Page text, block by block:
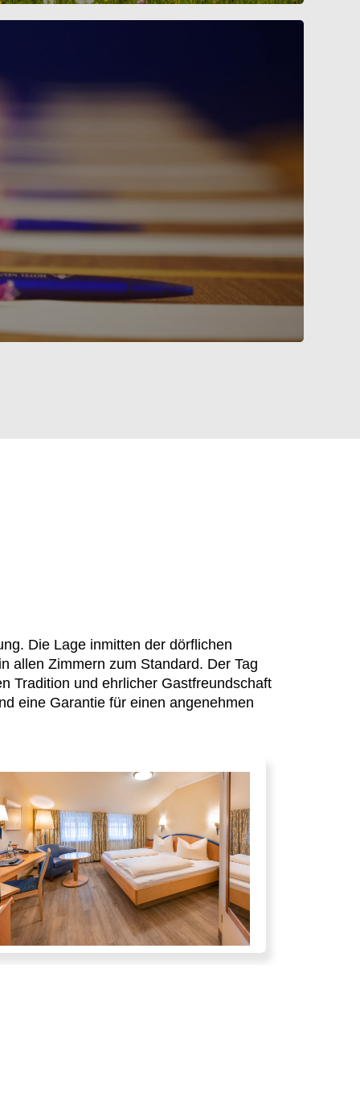
Die Lage inmitten der dörflichen
allen Zimmern zum Standard. Der Tag
Tradition und ehrlicher Gastfreundschaft
eine Garantie für einen angenehmen